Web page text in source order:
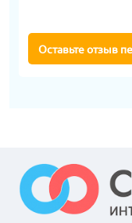
Оставьте отзыв